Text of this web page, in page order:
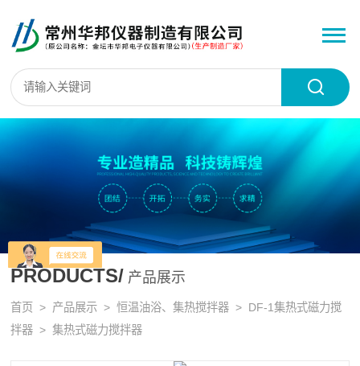
PRODUCTS/ 产品展示
首页 > 产品展示 >恒温油浴、集热搅拌器 > DF-1集热式磁力搅
拌器 > 集热式磁力搅拌器